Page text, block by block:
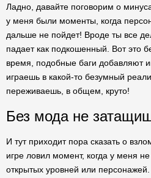
Ладно, давайте поговорим о
у меня были моменты, когда
дальше не пойдет! Вроде ты все
падает как подкошенный. Вот это
время, подобные баги добавляют
играешь в какой-то безумный
переживаешь, в общем, круто!
Без мода не
И тут приходит пора сказать о
игре ловил момент, когда у меня
открытых уровней или